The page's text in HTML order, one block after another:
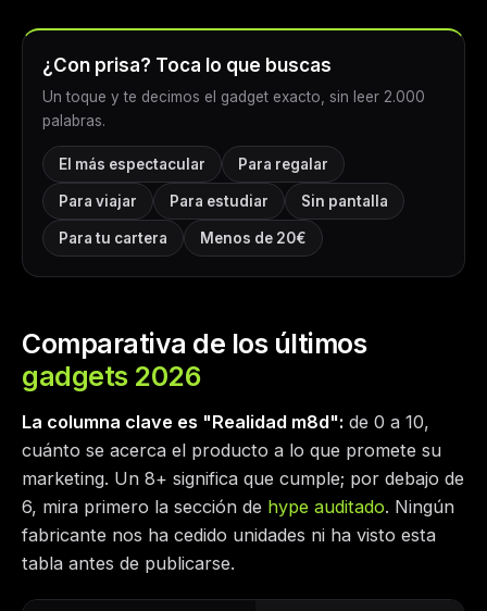
¿Con prisa? Toca lo que buscas
Un toque y te decimos el gadget exacto, sin leer 2.000
palabras.
El más espectacular Para regalar
Para viajar Para estudiar Sin pantalla
Para tu cartera Menos de 20€
Comparativa de los últimos
gadgets 2026
La columna clave es "Realidad m8d": de 0 a 10,
cuánto se acerca el producto a lo que promete su
marketing. Un 8+ significa que cumple; por debajo de
6, mira primero la sección de hype auditado. Ningún
fabricante nos ha cedido unidades ni ha visto esta
tabla antes de publicarse.